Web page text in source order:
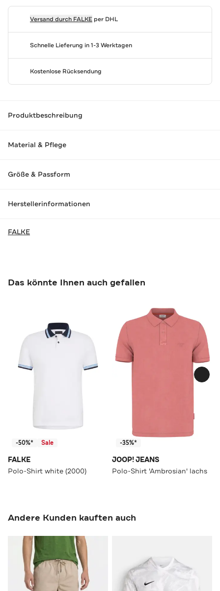
Versand durch FALKEper DHL
Schnelle Lieferung in 1-3 Werktagen
Kostenlose Rücksendung
Produktbeschreibung
Material & Pflege
Größe & Passform
Herstellerinformationen
FALKE
Das könnte Ihnen auch gefallen
-50%* Sale
FALKE
Polo-Shirt white (2000)
-35%*
JOOP! JEANS
Polo-Shirt 'Ambrosian' lachs
Andere Kunden kauften auch